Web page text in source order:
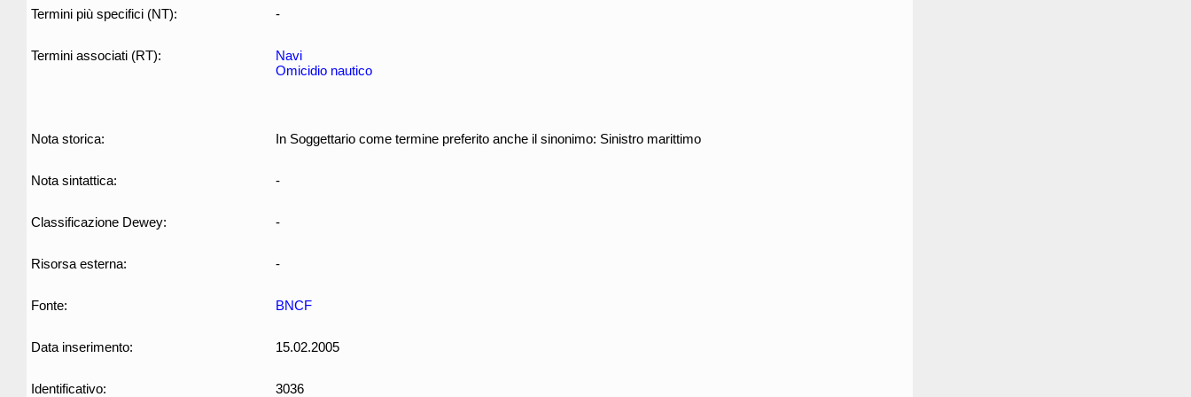
Termini più specifici (NT): -
Termini associati (RT):
Navi
Omicidio nautico
Nota storica: In Soggettario come termine preferito anche il sinonimo: Sinistro marittimo
Nota sintattica: -
Classificazione Dewey: -
Risorsa esterna: -
Fonte: BNCF
Data inserimento: 15.02.2005
Identificativo: 3036